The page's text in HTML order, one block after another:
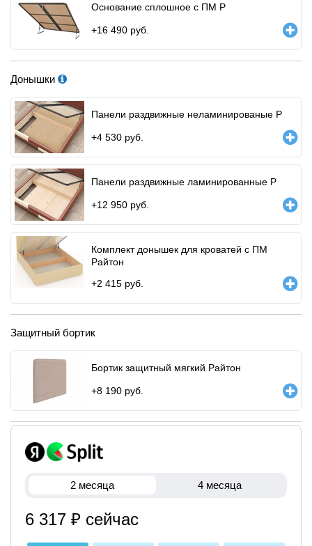
Основание сплошное с ПМ Р
+16 490 руб.
Донышки
Панели раздвижные неламинированые Р
+4 530 руб.
Панели раздвижные ламинированные Р
+12 950 руб.
Комплект донышек для кроватей с ПМ
Райтон
+2 415 руб.
Защитный бортик
Бортик защитный мягкий Райтон
+8 190 руб.
2 месяца 4 месяца
6 317 ₽ сейчас